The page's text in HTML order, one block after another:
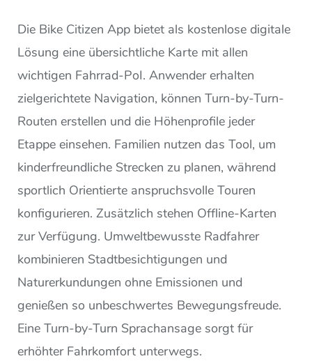
Die Bike Citizen App bietet als kostenlose digitale
Lösung eine übersichtliche Karte mit allen
wichtigen Fahrrad-PoI. Anwender erhalten
zielgerichtete Navigation, können Turn-by-Turn-
Routen erstellen und die Höhenprofile jeder
Etappe einsehen. Familien nutzen das Tool, um
kinderfreundliche Strecken zu planen, während
sportlich Orientierte anspruchsvolle Touren
konfigurieren. Zusätzlich stehen Offline-Karten
zur Verfügung. Umweltbewusste Radfahrer
kombinieren Stadtbesichtigungen und
Naturerkundungen ohne Emissionen und
genießen so unbeschwertes Bewegungsfreude.
Eine Turn-by-Turn Sprachansage sorgt für
erhöhter Fahrkomfort unterwegs.